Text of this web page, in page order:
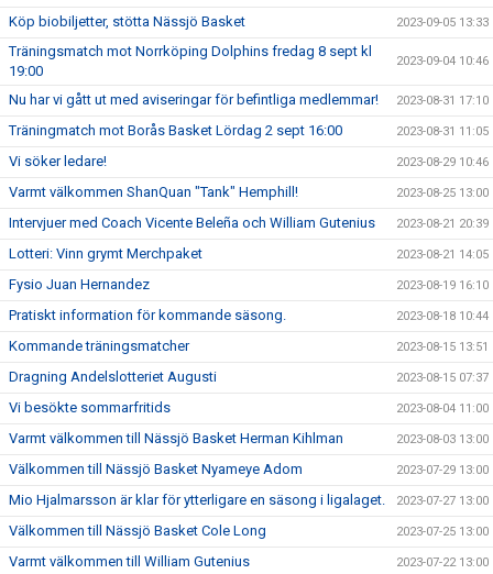
Köp biobiljetter, stötta Nässjö Basket 2023-09-05 13:33
Träningsmatch mot Norrköping Dolphins fredag 8 sept kl
19:00
2023-09-04 10:46
Nu har vi gått ut med aviseringar för befintliga medlemmar! 2023-08-31 17:10
Träningmatch mot Borås Basket Lördag 2 sept 16:00 2023-08-31 11:05
Vi söker ledare! 2023-08-29 10:46
Varmt välkommen ShanQuan "Tank" Hemphill! 2023-08-25 13:00
Intervjuer med Coach Vicente Beleña och William Gutenius 2023-08-21 20:39
Lotteri: Vinn grymt Merchpaket 2023-08-21 14:05
Fysio Juan Hernandez 2023-08-19 16:10
Pratiskt information för kommande säsong. 2023-08-18 10:44
Kommande träningsmatcher 2023-08-15 13:51
Dragning Andelslotteriet Augusti 2023-08-15 07:37
Vi besökte sommarfritids 2023-08-04 11:00
Varmt välkommen till Nässjö Basket Herman Kihlman 2023-08-03 13:00
Välkommen till Nässjö Basket Nyameye Adom 2023-07-29 13:00
Mio Hjalmarsson är klar för ytterligare en säsong i ligalaget. 2023-07-27 13:00
Välkommen till Nässjö Basket Cole Long 2023-07-25 13:00
Varmt välkommen till William Gutenius 2023-07-22 13:00